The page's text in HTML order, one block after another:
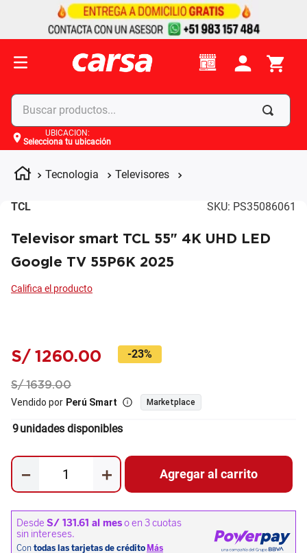
Buscar productos...
UBICACIÓN:
Selecciona tu ubicación
Tecnologia Televisores
TCL SKU: PS35086061
Televisor smart TCL 55" 4K UHD LED
Google TV 55P6K 2025
S/ 1260.00 -23%
S/ 1639.00
Vendido por Perú Smart Marketplace
9unidades disponibles
＋
－ Agregar al carrito
Términos más buscados
celulares
4. apple